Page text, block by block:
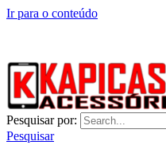
Ir para o conteúdo
Pesquisar por:
Pesquisar